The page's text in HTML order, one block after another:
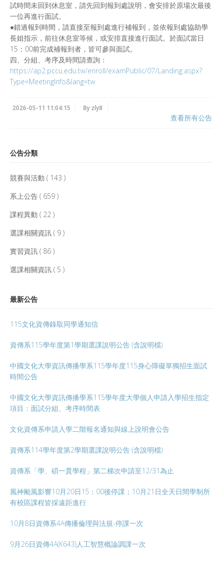
試時間未回到休息室，請先回到報到處說明，會安排於原場次最後
一位再進行面試。
●錯過報到時間，請直接至報到處進行補報到，並依報到處協助學
長姐指示，前往休息室等候，或安排直接進行面試。於面試當日
15：00前完成補報到者，皆可參與面試。
四、分組、考序及時間請查詢：
https://ap2.pccu.edu.tw/enroll/examPublic/07/Landing.aspx?
Type=MeetingInfo&lang=tw
2026-05-11 11:04:15 By zly8
查看所有公告
公告分類
競賽與活動 ( 143 )
系上公告 ( 659 )
課程異動 ( 22 )
選課相關資訊 ( 9 )
實習資訊 ( 86 )
選課相關資訊 ( 5 )
最新公告
115文化資傳錄取同學通知信
資傳系115學年度第1學期選課說明公告 (含說明檔)
中國文化大學資訊傳播學系115學年度115身心障礙單獨招生面試
時間公告
中國文化大學資訊傳播學系115學年度大學個人申請入學招生指定
項目：面試分組、考序時間表
文化資傳系申請入學二階報名通知與線上說明會公告
資傳系114學年度第2學期選課說明公告 (含說明檔)
資傳系「學、碩一貫學程」第二梯次申請至12/31為止
風神颱風影響10月20日15：00後停課；10月21日全天日間學制所
有校區課程皆採遠距進行
10月8日資傳系4A傳播倫理與法規-停課一次
9月26日資傳4A(K643)人工智慧概論調課一次